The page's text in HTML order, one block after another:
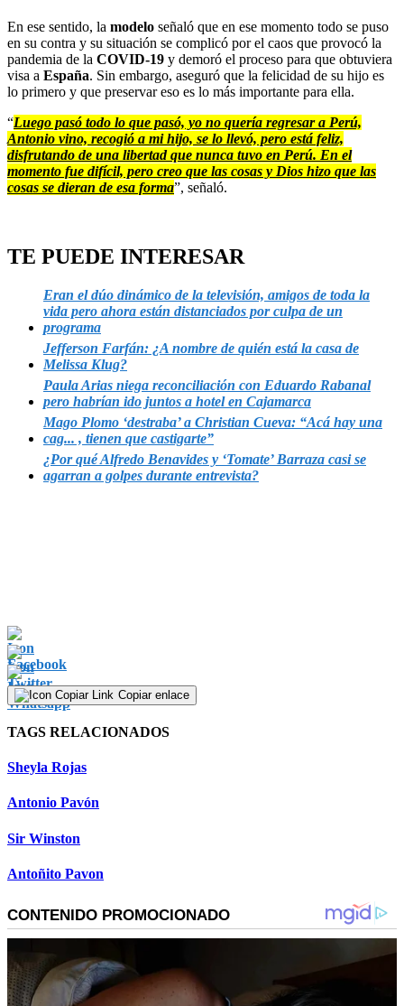
En ese sentido, la modelo señaló que en ese momento todo se puso
en su contra y su situación se complicó por el caos que provocó la
pandemia de la COVID-19 y demoró el proceso para que obtuviera
visa a España. Sin embargo, aseguró que la felicidad de su hijo es
lo primero y que preservar eso es lo más importante para ella.
“Luego pasó todo lo que pasó, yo no quería regresar a Perú,
Antonio vino, recogió a mi hijo, se lo llevó, pero está feliz,
disfrutando de una libertad que nunca tuvo en Perú. En el
momento fue difícil, pero creo que las cosas y Dios hizo que las
cosas se dieran de esa forma”, señaló.
TE PUEDE INTERESAR
Eran el dúo dinámico de la televisión, amigos de toda la
vida pero ahora están distanciados por culpa de un
programa
Jefferson Farfán: ¿A nombre de quién está la casa de
Melissa Klug?
Paula Arias niega reconciliación con Eduardo Rabanal
pero habrían ido juntos a hotel en Cajamarca
Mago Plomo ‘destraba’ a Christian Cueva: “Acá hay una
cag... , tienen que castigarte”
¿Por qué Alfredo Benavides y ‘Tomate’ Barraza casi se
agarran a golpes durante entrevista?
Copiar enlace
TAGS RELACIONADOS
Sheyla Rojas
Antonio Pavón
Sir Winston
Antoñito Pavon